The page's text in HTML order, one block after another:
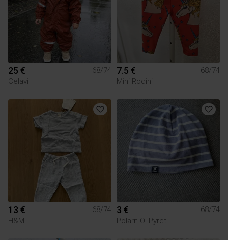
25 €
68/74
Celavi
7.5 €
68/74
Mini Rodini
13 €
68/74
H&M
3 €
68/74
Polarn O. Pyret